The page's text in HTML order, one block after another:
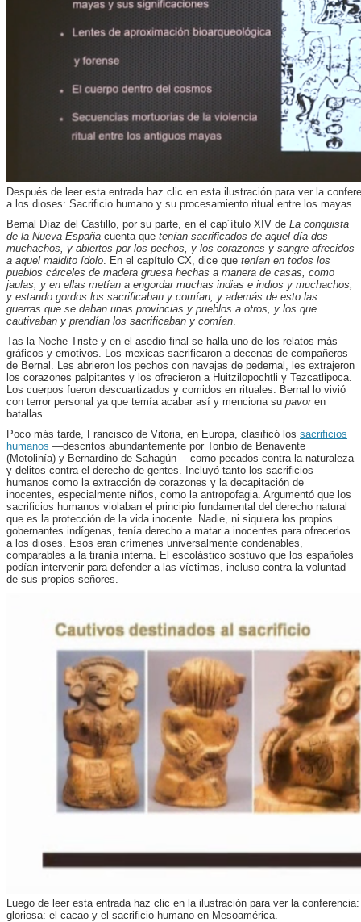
Después de leer esta entrada haz clic en esta ilustración para ver la
a los dioses: Sacrificio humano y su procesamiento ritual entre los mayas.
Bernal Díaz del Castillo, por su parte, en el cap´ítulo XIV de La conquista
de la Nueva España cuenta que tenían sacrificados de aquel día dos
muchachos, y abiertos por los pechos, y los corazones y sangre ofrecidos
a aquel maldito ídolo . En el capítulo CX, dice que tenían en todos los
pueblos cárceles de madera gruesa hechas a manera de casas, como
jaulas, y en ellas metían a engordar muchas indias e indios y muchachos,
y estando gordos los sacrificaban y comían; y además de esto las
guerras que se daban unas provincias y pueblos a otros, y los que
cautivaban y prendían los sacrificaban y comían
Tas la Noche Triste y en el asedio final se halla uno de los relatos más
gráficos y emotivos. Los mexicas sacrificaron a decenas de compañeros
de Bernal. Les abrieron los pechos con navajas de pedernal, les extrajeron
los corazones palpitantes y los ofrecieron a Huitzilopochtli y Tezcatlipoca.
Los cuerpos fueron descuartizados y comidos en rituales. Bernal lo vivió
con terror personal ya que temía acabar así y menciona su pavoren
batallas.
Poco más tarde, Francisco de Vitoria, en Europa, clasificó los sacrificios
humanos —descritos abundantemente por Toribio de Benavente
(Motolinía) y Bernardino de Sahagún— como pecados contra la naturaleza
y delitos contra el derecho de gentes. Incluyó tanto los sacrificios
humanos como la extracción de corazones y la decapitación de
inocentes, especialmente niños, como la antropofagia. Argumentó que los
sacrificios humanos violaban el principio fundamental del derecho natural
que es la protección de la vida inocente. Nadie, ni siquiera los propios
gobernantes indígenas, tenía derecho a matar a inocentes para ofrecerlos
a los dioses. Esos eran crímenes universalmente condenables,
comparables a la tiranía interna. El escolástico sostuvo que los españoles
podían intervenir para defender a las víctimas, incluso contra la voluntad
de sus propios señores.
Luego de leer esta entrada haz clic en la ilustración para ver la
gloriosa: el cacao y el sacrificio humano en Mesoamérica.